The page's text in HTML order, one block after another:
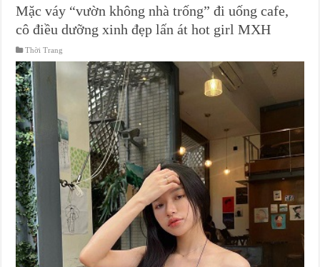
Mặc váy “vườn không nhà trống” đi uống cafe,
cô điều dưỡng xinh đẹp lấn át hot girl MXH
Thời Trang